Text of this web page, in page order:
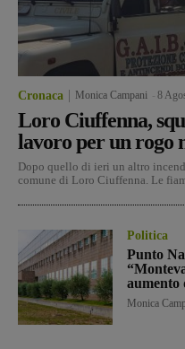
Cronaca Monica Campani 8
Loro Ciuffenna,
lavoro per un rogo
Dopo quello di ieri un altro
comune di Loro Ciuffenna. Le
Politica
Punto
aumento
Monica